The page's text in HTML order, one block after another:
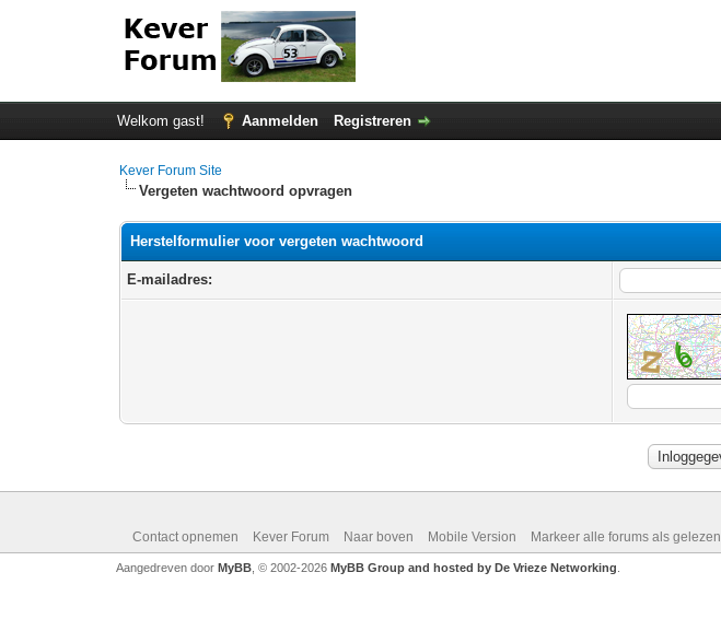
Welkom gast! Aanmelden Registreren
Kever Forum Site
Vergeten wachtwoord opvragen
Herstelformulier voor vergeten wachtwoord
E-mailadres:
Contact opnemen Kever Forum Naar boven Mobile Version Markeer alle forums als gelezen
Aangedreven door MyBB, © 2002-2026 MyBB Group and hosted by De Vrieze Networking